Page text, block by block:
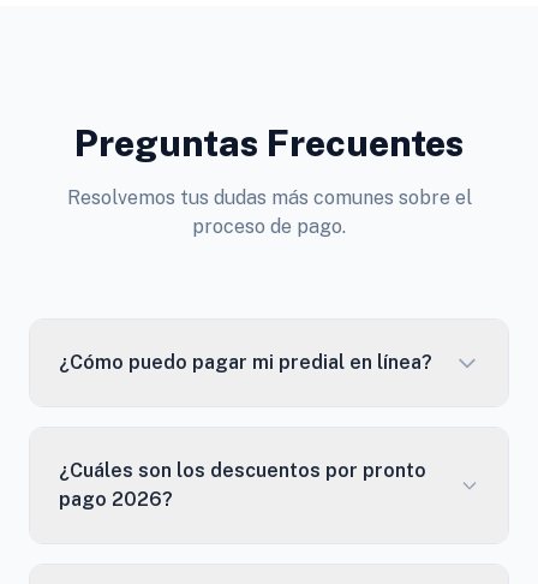
Preguntas Frecuentes
Resolvemos tus dudas más comunes sobre el
proceso de pago.
¿Cómo puedo pagar mi predial en línea?
¿Cuáles son los descuentos por pronto
pago 2026?